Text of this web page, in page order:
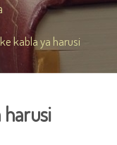
kabla ya harusi
harusi